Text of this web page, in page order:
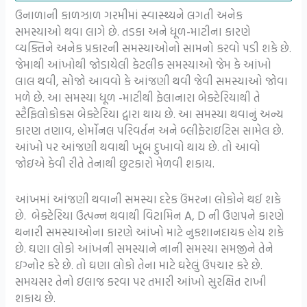
ઉનાળાની કાળઝાળ ગરમીમાં સ્વાસ્થ્યને લગતી અનેક
સમસ્યાઓ થવા લાગે છે. તડકા અને ધૂળ-માટીના કારણે
વ્યક્તિને અનેક પ્રકારની સમસ્યાઓનો સામનો કરવો પડી શકે છે.
જેમાથી આંખોથી જોડાયેલી કેટલીક સમસ્યાઓ જેમ કે આંખો
લાલ થવી, સોજો આવવો કે આંજણી થવી જેવી સમસ્યાઓ જોવા
મળે છે. આ સમસ્યા ધૂળ -માટીથી ફેલાનારા બેક્ટેરિયાથી તે
સ્ટૈફિલોકોકસ બેક્ટેરિયા દ્વારા થાય છે. આ સમસ્યા થવાનું અન્ય
કારણ તણાવ, હોર્મોનલ પરિવર્તન અને બ્લીફેરાઇટિસ સામેલ છે.
આંખો પર આંજણી થવાથી ખૂબ દુખાવો થાય છે. તો આવો
જોઇએ કેવી રીતે તેનાથી છુટકારો મેળવી શકાય.
આંખમાં આંજણી થવાની સમસ્યા દરેક ઉંમરના લોકોને થઈ શકે
છે. બેક્ટેરિયા ઉત્પન્ન થવાથી વિટામિન A, D ની ઉણપને કારણે
થનારી સમસ્યાઓના કારણે આંખો માટે નુકશાનદાયક હોય શકે
છે. ઘણા લોકો આંખની સમસ્યાને નાની સમસ્યા સમજીને તેને
ઇગ્નોર કરે છે. તો ઘણા લોકો તેના માટે ઘરેલું ઉપચાર કરે છે.
સમયસર તેનો ઇલાજ કરવા પર તમારી આંખો સુરક્ષિત રાખી
શકાય છે.